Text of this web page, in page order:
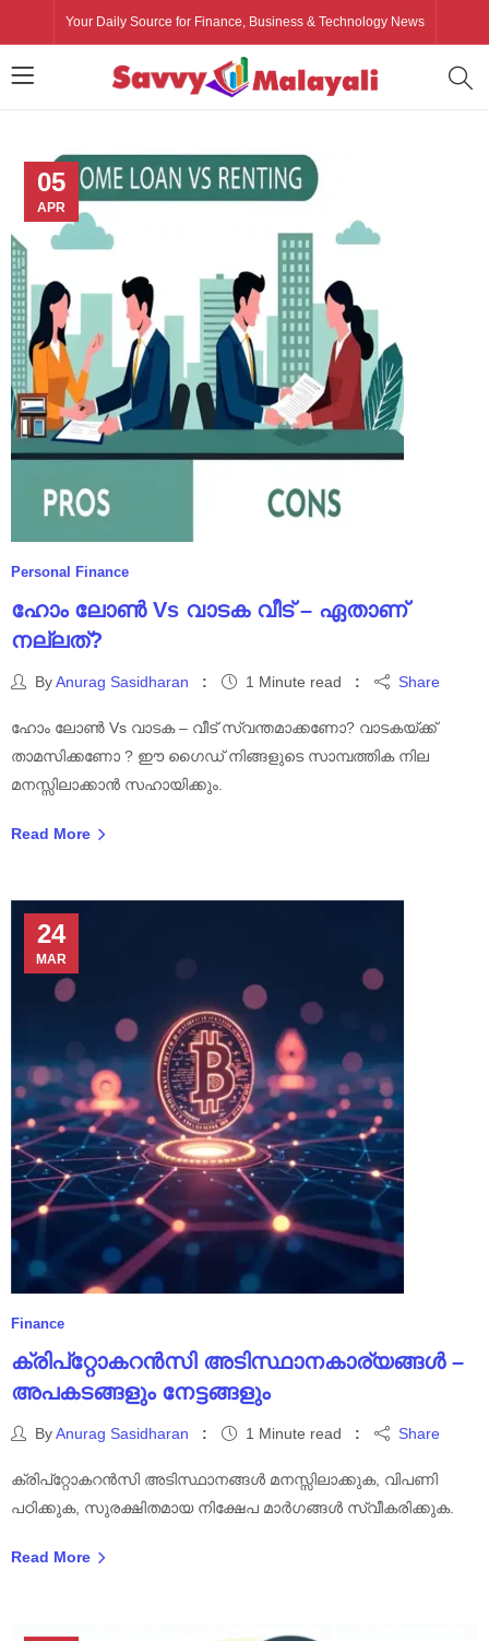
Your Daily Source for Finance, Business & Technology News
05
APR
Personal Finance
ഹോം ലോൺ Vs വാടക വീട് – ഏതാണ്
നല്ലത്?
ByAnurag Sasidharan 1 Minute read Share
ഹോം ലോൺ Vs വാടക – വീട് സ്വന്തമാക്കണോ? വാടകയ്ക്ക്
താമസിക്കണോ ? ഈ ഗൈഡ് നിങ്ങളുടെ സാമ്പത്തിക നില
മനസ്സിലാക്കാൻ സഹായിക്കും.
Read More
24
MAR
Finance
ക്രിപ്‌റ്റോകറൻസി അടിസ്ഥാനകാര്യങ്ങൾ –
അപകടങ്ങളും നേട്ടങ്ങളും
ByAnurag Sasidharan 1 Minute read Share
ക്രിപ്‌റ്റോകറൻസി അടിസ്ഥാനങ്ങൾ മനസ്സിലാക്കുക, വിപണി
പഠിക്കുക, സുരക്ഷിതമായ നിക്ഷേപ മാർഗങ്ങൾ സ്വീകരിക്കുക.
Read More